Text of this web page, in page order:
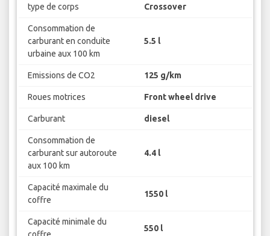
type de corps Crossover
Consommation de
carburant en conduite
urbaine aux 100 km
5.5 l
Emissions de CO2 125 g/km
Roues motrices Front wheel drive
Carburant diesel
Consommation de
carburant sur autoroute
aux 100 km
4.4 l
Capacité maximale du
coffre
1550 l
Capacité minimale du
550 l